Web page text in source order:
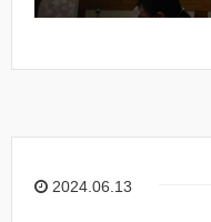
2024.06.13